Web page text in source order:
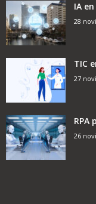
IA
28
TIC
27
RPA
26